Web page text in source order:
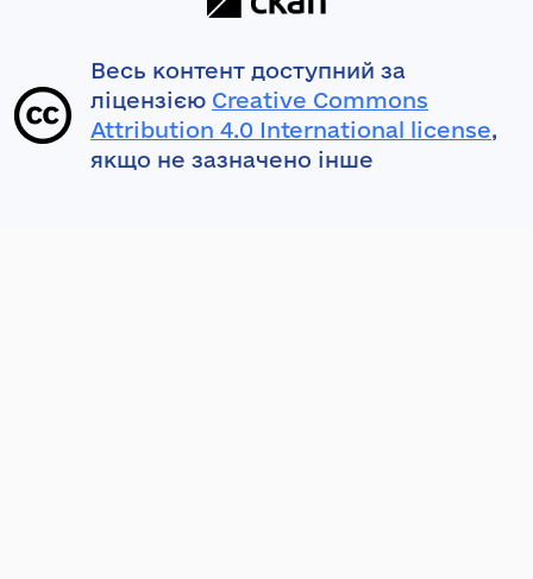
Весь контент доступний за
ліцензією Creative Commons
Attribution 4.0 International license,
якщо не зазначено інше